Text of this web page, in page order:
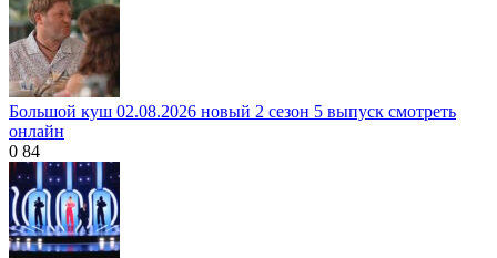
Большой куш 02.08.2026 новый 2 сезон 5 выпуск смотреть
онлайн
0 84